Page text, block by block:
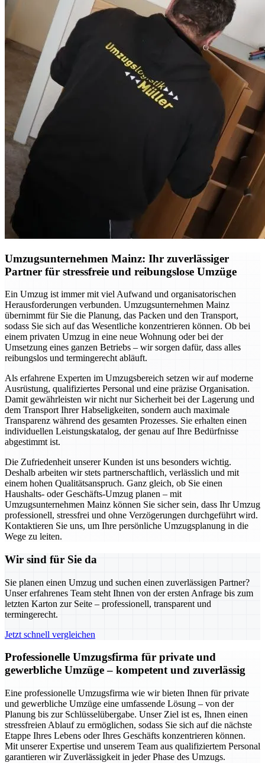
Umzugsunternehmen Mainz: Ihr zuverlässiger
Partner für stressfreie und reibungslose Umzüge
Ein Umzug ist immer mit viel Aufwand und organisatorischen
Herausforderungen verbunden. Umzugsunternehmen Mainz
übernimmt für Sie die Planung, das Packen und den Transport,
sodass Sie sich auf das Wesentliche konzentrieren können. Ob bei
einem privaten Umzug in eine neue Wohnung oder bei der
Umsetzung eines ganzen Betriebs – wir sorgen dafür, dass alles
reibungslos und termingerecht abläuft.
Als erfahrene Experten im Umzugsbereich setzen wir auf moderne
Ausrüstung, qualifiziertes Personal und eine präzise Organisation.
Damit gewährleisten wir nicht nur Sicherheit bei der Lagerung und
dem Transport Ihrer Habseligkeiten, sondern auch maximale
Transparenz während des gesamten Prozesses. Sie erhalten einen
individuellen Leistungskatalog, der genau auf Ihre Bedürfnisse
abgestimmt ist.
Die Zufriedenheit unserer Kunden ist uns besonders wichtig.
Deshalb arbeiten wir stets partnerschaftlich, verlässlich und mit
einem hohen Qualitätsanspruch. Ganz gleich, ob Sie einen
Haushalts- oder Geschäfts-Umzug planen – mit
Umzugsunternehmen Mainz können Sie sicher sein, dass Ihr Umzug
professionell, stressfrei und ohne Verzögerungen durchgeführt wird.
Kontaktieren Sie uns, um Ihre persönliche Umzugsplanung in die
Wege zu leiten.
Wir sind für Sie da
Sie planen einen Umzug und suchen einen zuverlässigen Partner?
Unser erfahrenes Team steht Ihnen von der ersten Anfrage bis zum
letzten Karton zur Seite – professionell, transparent und
termingerecht.
Jetzt schnell vergleichen
Professionelle Umzugsfirma für private und
gewerbliche Umzüge – kompetent und zuverlässig
Eine professionelle Umzugsfirma wie wir bieten Ihnen für private
und gewerbliche Umzüge eine umfassende Lösung – von der
Planung bis zur Schlüsselübergabe. Unser Ziel ist es, Ihnen einen
stressfreien Ablauf zu ermöglichen, sodass Sie sich auf die nächste
Etappe Ihres Lebens oder Ihres Geschäfts konzentrieren können.
Mit unserer Expertise und unserem Team aus qualifiziertem Personal
garantieren wir Zuverlässigkeit in jeder Phase des Umzugs.